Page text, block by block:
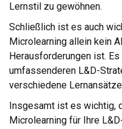
Lernstil zu gewöhnen.
Schließlich ist es auch
Microlearning allein kein
Herausforderungen ist.
umfassenderen L&D-
verschiedene
Insgesamt ist es wichtig,
Microlearning für Ihre